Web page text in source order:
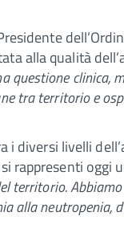
alla qualità
questione clinica,
tra territorio e
i diversi livelli
rappresenti oggi
territorio.
alla